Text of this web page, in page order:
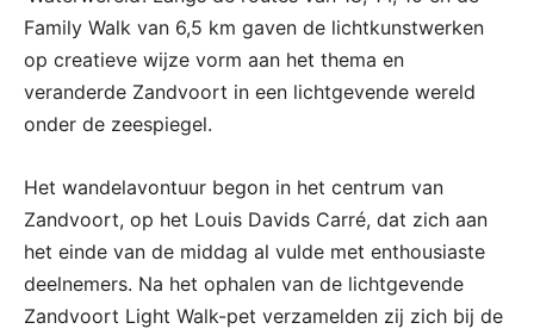
Family Walk van 6,5 km gaven de lichtkunstwerken
op creatieve wijze vorm aan het thema en
veranderde Zandvoort in een lichtgevende wereld
onder de zeespiegel.
Het wandelavontuur begon in het centrum van
Zandvoort, op het Louis Davids Carré, dat zich aan
het einde van de middag al vulde met enthousiaste
deelnemers. Na het ophalen van de lichtgevende
Zandvoort Light Walk-pet verzamelden zij zich bij de